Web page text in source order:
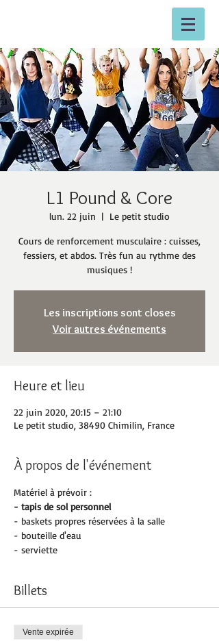
L1 Pound & Core
lun. 22 juin
  |
Le petit studio
Cours de renforcement musculaire : cuisses,
fessiers, et abdos. Très fun au rythme des
musiques !
Les inscriptions sont closes
Voir autres événements
Heure et lieu
22 juin 2020, 20:15 – 21:10
Le petit studio, 38490 Chimilin, France
À propos de l'événement
Matériel à prévoir :
- tapis de sol personnel
- baskets propres réservées à la salle
- bouteille d'eau
- serviette
Billets
Vente expirée